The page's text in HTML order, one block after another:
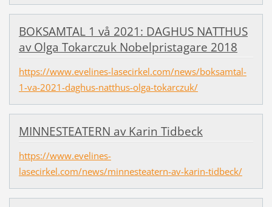
BOKSAMTAL 1 vå 2021: DAGHUS NATTHUS
av Olga Tokarczuk Nobelpristagare 2018
https://www.evelines-lasecirkel.com/news/boksamtal-
1-va-2021-daghus-natthus-olga-tokarczuk/
MINNESTEATERN av Karin Tidbeck
https://www.evelines-
lasecirkel.com/news/minnesteatern-av-karin-tidbeck/